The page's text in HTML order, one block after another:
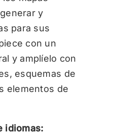
y
para sus
con un
y amplíelo con
esquemas de
elementos de
idiomas: